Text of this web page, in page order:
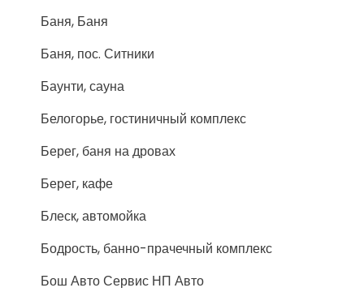
Баня, Баня
Баня, пос. Ситники
Баунти, сауна
Белогорье, гостиничный комплекс
Берег, баня на дровах
Берег, кафе
Блеск, автомойка
Бодрость, банно-прачечный комплекс
Бош Авто Сервис НП Авто